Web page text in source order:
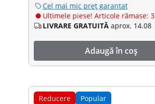
Cel mai mic preț garantat
Ultimele piese! Articole rămase: 3
LIVRARE GRATUITĂ aprox. 14.08
Adaugă în coș
Reducere Popular